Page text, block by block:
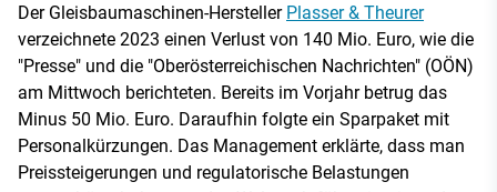
Der Gleisbaumaschinen-Hersteller Plasser & Theurer
verzeichnete 2023 einen Verlust von 140 Mio. Euro, wie die
"Presse" und die "Oberösterreichischen Nachrichten" (OÖN)
am Mittwoch berichteten. Bereits im Vorjahr betrug das
Minus 50 Mio. Euro. Daraufhin folgte ein Sparpaket mit
Personalkürzungen. Das Management erklärte, dass man
Preissteigerungen und regulatorische Belastungen